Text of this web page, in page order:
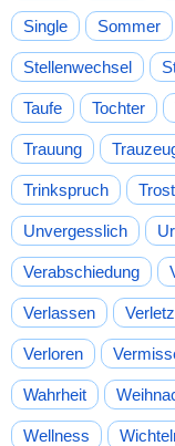
Single Sommer
Stellenwechsel
Taufe Tochter
Trauung
Trinkspruch Trost
Unvergesslich
Verabschiedung
Verlassen
Verloren
Wahrheit
Wellness